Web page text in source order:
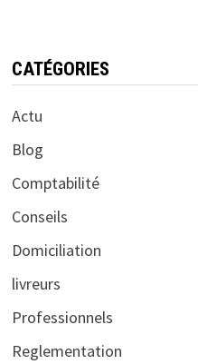
CATÉGORIES
Actu
Blog
Comptabilité
Conseils
Domiciliation
livreurs
Professionnels
Reglementation